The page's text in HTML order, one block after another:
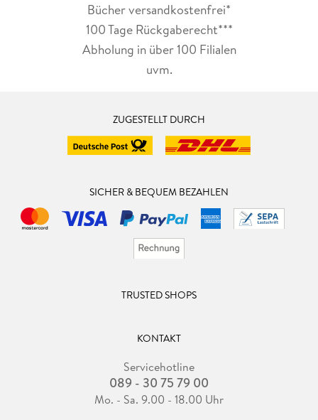
Bücher versandkostenfrei*
100 Tage Rückgaberecht***
Abholung in über 100 Filialen
uvm.
ZUGESTELLT DURCH
SICHER & BEQUEM BEZAHLEN
TRUSTED SHOPS
KONTAKT
Servicehotline
089 - 30 75 79 00
Mo. - Sa. 9.00 - 18.00 Uhr